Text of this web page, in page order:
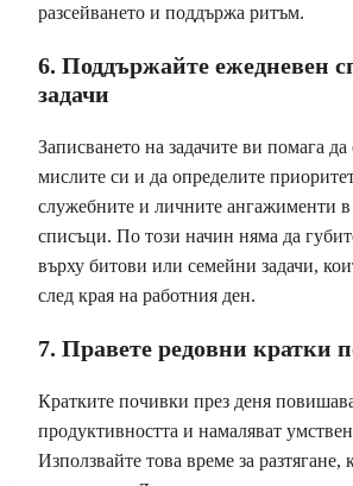
разсейването и поддържа ритъм.
6. Поддържайте ежедневен
задачи
Записването на задачите ви помага да
мислите си и да определите
служебните и личните ангажименти в
списъци. По този начин няма да
върху битови или семейни задачи,
след края на работния ден.
7. Правете редовни кратки
Кратките почивки през деня
продуктивността и намаляват
Използвайте това време за разтягане,